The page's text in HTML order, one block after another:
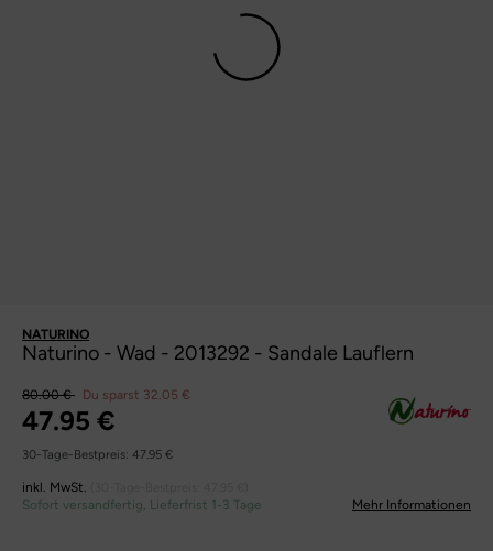
NATURINO
Naturino - Wad - 2013292 - Sandale Lauflern
80.00 € Du sparst 32.05 €
47.95 €
30-Tage-Bestpreis: 47.95 €
inkl. MwSt.
Sofort versandfertig, Lieferfrist 1-3 Tage Mehr Informationen